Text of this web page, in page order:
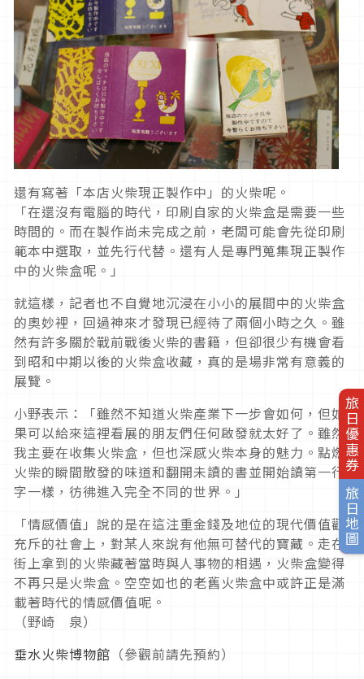
旅日優惠券
旅日地圖
還有寫著「本店火柴現正製作中」的火柴呢。
「在還沒有電腦的時代，印刷自家的火柴盒是需要一些
時間的。而在製作尚未完成之前，老闆可能會先從印刷
範本中選取，並先行代替。還有人是專門蒐集現正製作
中的火柴盒呢。」
就這樣，記者也不自覺地沉浸在小小的展間中的火柴盒
的奧妙裡，回過神來才發現已經待了兩個小時之久。雖
然有許多關於戰前戰後火柴的書籍，但卻很少有機會看
到昭和中期以後的火柴盒收藏，真的是場非常有意義的
展覽。
小野表示：「雖然不知道火柴產業下一步會如何，但如
果可以給來這裡看展的朋友們任何啟發就太好了。雖然
我主要在收集火柴盒，但也深感火柴本身的魅力。點燃
火柴的瞬間散發的味道和翻開未讀的書並開始讀第一行
字一樣，彷彿進入完全不同的世界。」
「情感價值」說的是在這注重金錢及地位的現代價值觀
充斥的社會上，對某人來說有他無可替代的寶藏。走在
街上拿到的火柴藏著當時與人事物的相遇，火柴盒變得
不再只是火柴盒。空空如也的老舊火柴盒中或許正是滿
載著時代的情感價值呢。
（野崎 泉）
垂水火柴博物館 （參觀前請先預約）